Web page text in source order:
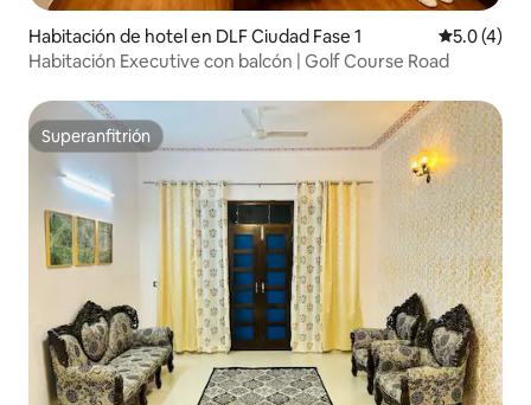
Habitación de hotel en DLF Ciudad Fase 1
5.0 (4)
Habitación Executive con balcón | Golf Course Road
Superanfitrión
Superanfitrión